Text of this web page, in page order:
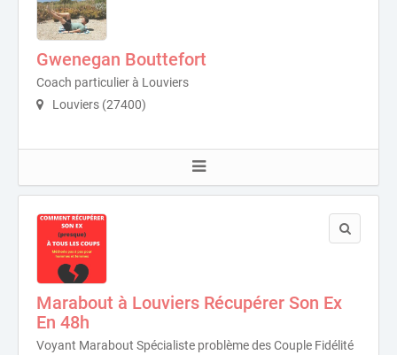
Gwenegan Bouttefort
Coach particulier à Louviers
Louviers (27400)
Marabout à Louviers Récupérer Son Ex
En 48h
Voyant Marabout Spécialiste problème des Couple Fidélité